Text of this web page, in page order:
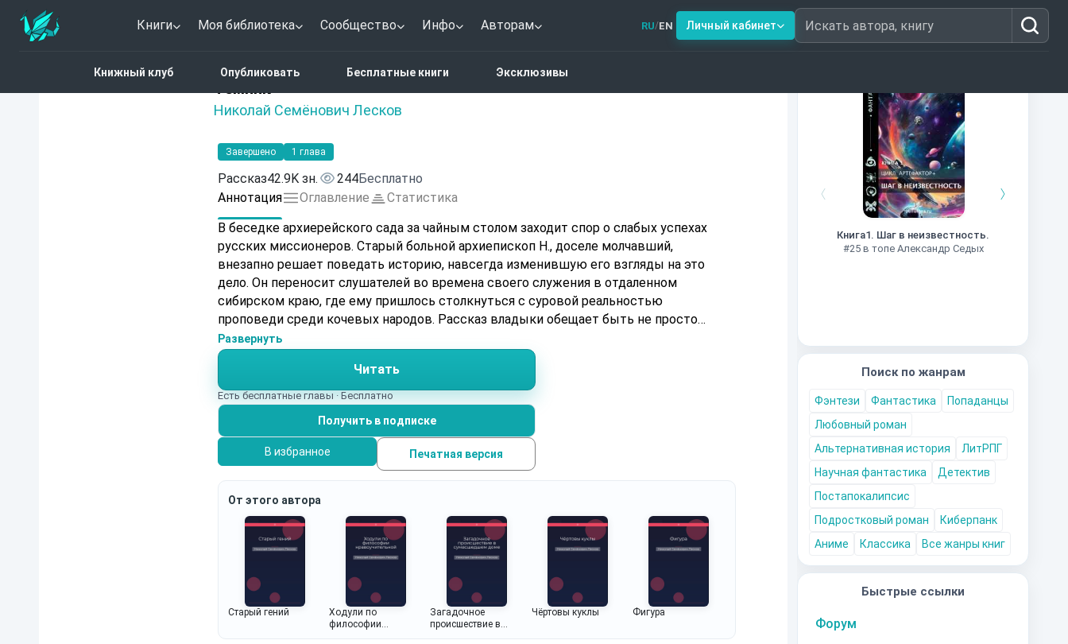
Книги Моя библиотека Сообщество Инфо Авторам RU/EN Личный кабинет Искать автора, книгу
Книжный клуб Опубликовать Бесплатные книги Эксклюзивы
Книги из топ-100
Книга1. Шаг в неизвестность.
#25 в топе Александр Седых
Поиск по жанрам
Фэнтези Фантастика
Попаданцы
Любовный роман
Альтернативная история
ЛитРПГ
Научная фантастика
Детектив
Постапокалипсис
Подростковый роман
Киберпанк
Аниме
Классика Все жанры книг
Быстрые ссылки
Форум
Темняк
Николай Семёнович Лесков
Нет оценок
Завершено 1 глава
Рассказ42.9K зн. 244Бесплатно
Аннотация
Оглавление
Статистика
В беседке архиерейского сада за чайным столом заходит спор о слабых успехах
русских миссионеров. Старый больной архиепископ Н., доселе молчавший,
внезапно решает поведать историю, навсегда изменившую его взгляды на это
дело. Он переносит слушателей во времена своего служения в отдаленном
сибирском краю, где ему пришлось столкнуться с суровой реальностью
проповеди среди кочевых народов. Рассказ владыки обещает быть не просто
поучительным, но и полным неожиданных откровений.
Развернуть
Читать
Есть бесплатные главы · Бесплатно
Получить в подписке
В избранное Печатная версия
От этого автора
Старый гений
Ходули по
философии
Загадочное
происшествие в
Чёртовы куклы Фигура